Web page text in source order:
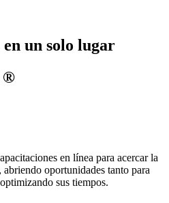
en un solo lugar
®
en línea para acercar la
oportunidades tanto para
sus tiempos.